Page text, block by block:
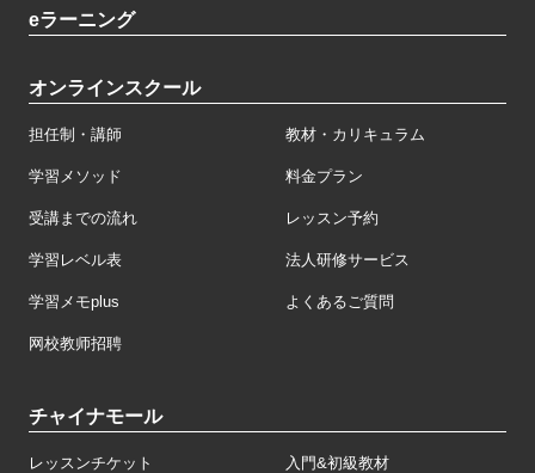
eラーニング
オンラインスクール
担任制・講師 教材・カリキュラム
学習メソッド 料金プラン
受講までの流れ レッスン予約
学習レベル表 法人研修サービス
学習メモplus よくあるご質問
网校教师招聘
チャイナモール
レッスンチケット 入門&初級教材